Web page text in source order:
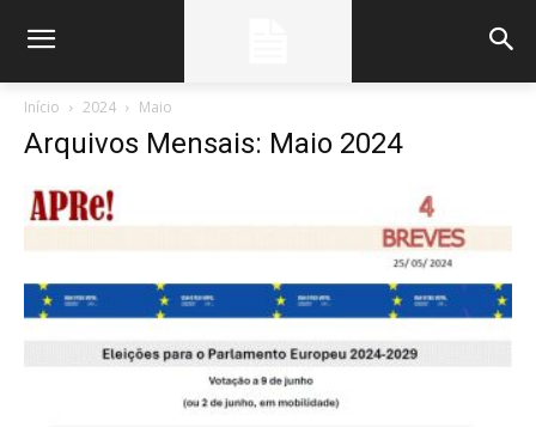
Início 2024 Maio
Arquivos Mensais: Maio 2024